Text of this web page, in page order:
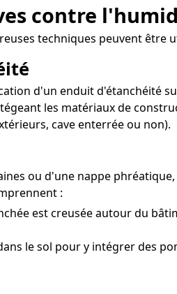
contre
techniques peuvent être
d'un enduit d'étanchéité
les matériaux de
cave enterrée ou non).
ou d'une nappe
:
est creusée autour du
le sol pour y intégrer des